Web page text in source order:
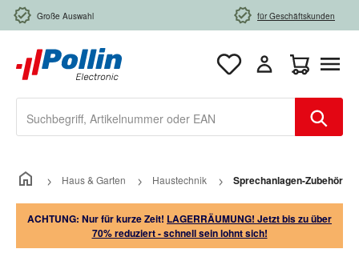
Zum Hauptinhalt springen
Große Auswahl für Geschäftskunden
Haus & Garten Haustechnik Sprechanlagen-Zubehör
ACHTUNG: Nur für kurze Zeit! LAGERRÄUMUNG! Jetzt bis zu über
70% reduziert - schnell sein lohnt sich!